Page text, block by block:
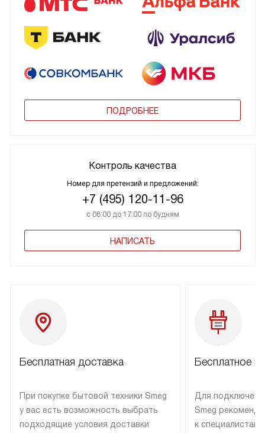
ПОДРОБНЕЕ
Контроль качества
Номер для претензий и предложений:
+7 (495) 120-11-96
с 08:00 до 17:00 по будням
НАПИСАТЬ
Бесплатная доставка
При покупке бытовой техники Smeg
у вас есть возможность выбрать
подходящие условия доставки
Бесплатное
Для
Smeg
к специалистам